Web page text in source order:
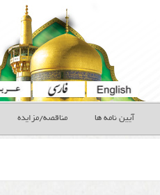
آیین نامه ها مناقصه/مزایده